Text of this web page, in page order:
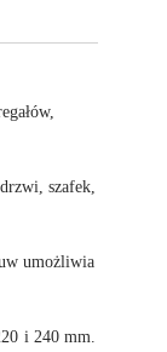
szafek,
umożliwia
i 240 mm.